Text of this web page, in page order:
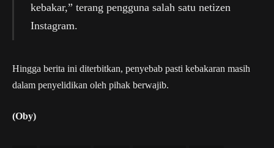
kebakar,” terang pengguna salah satu netizen
Instagram.
Hingga berita ini diterbitkan, penyebab pasti kebakaran masih
dalam penyelidikan oleh pihak berwajib.
(Oby)